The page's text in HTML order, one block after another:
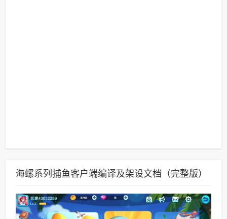
海螺系列捕鱼客户端编译及架设文档（完整版）